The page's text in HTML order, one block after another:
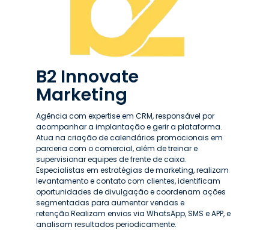
B2 Innovate
Marketing
Agência com expertise em CRM, responsável por
acompanhar a implantação e gerir a plataforma.
Atua na criação de calendários promocionais em
parceria com o comercial, além de treinar e
supervisionar equipes de frente de caixa.
Especialistas em estratégias de marketing, realizam
levantamento e contato com clientes, identificam
oportunidades de divulgação e coordenam ações
segmentadas para aumentar vendas e
retenção.Realizam envios via WhatsApp, SMS e APP, e
analisam resultados periodicamente.